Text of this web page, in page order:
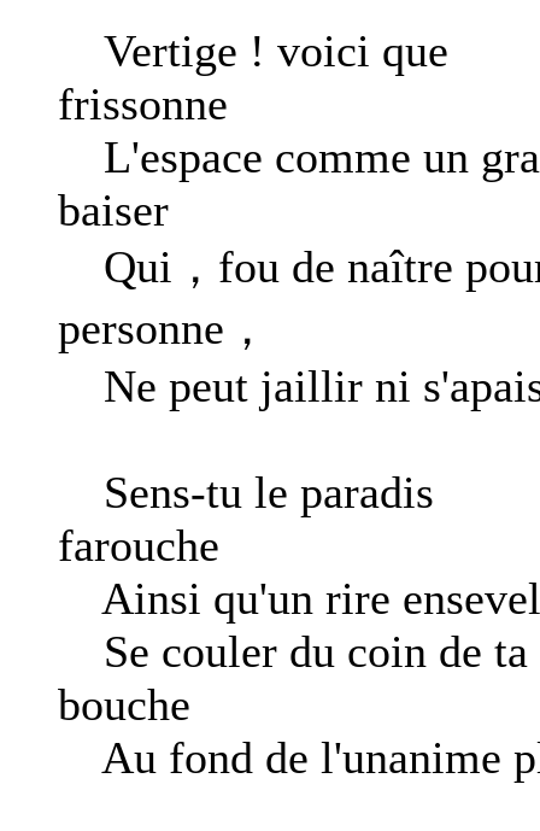
Vertige ! voici que
frissonne
L'espace comme un
baiser
Qui，fou de naître
personne，
Ne peut jaillir ni
Sens-tu le paradis
farouche
Ainsi qu'un rire
Se couler du coin de ta
bouche
Au fond de l'unanime